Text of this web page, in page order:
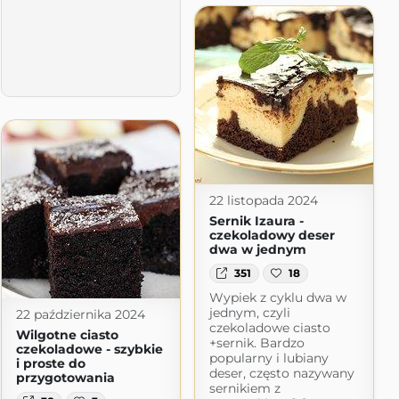
22 listopada 2024
Sernik Izaura -
czekoladowy deser
dwa w jednym
351 18
Wypiek z cyklu dwa w
jednym, czyli
czekoladowe ciasto
+sernik. Bardzo
popularny i lubiany
deser, często nazywany
sernikiem z
22 października 2024
Wilgotne ciasto
czekoladowe - szybkie
i proste do
przygotowania